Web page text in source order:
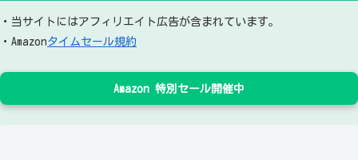
・当サイトにはアフィリエイト広告が含まれています。
・Amazonタイムセール規約
Amazon 特別セール開催中